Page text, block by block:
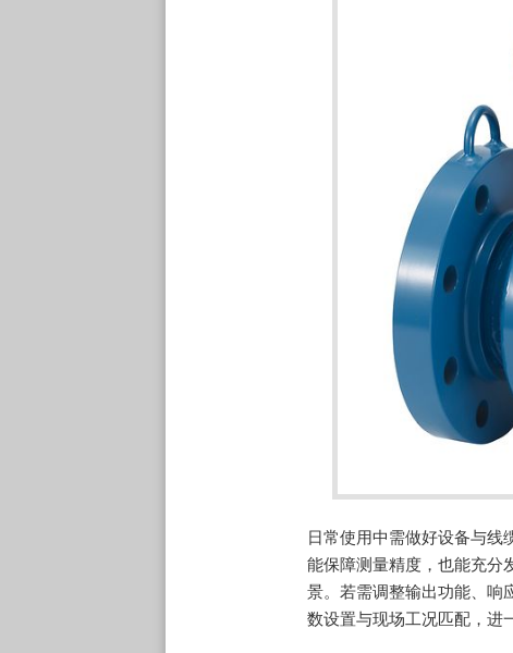
日常使用中需做好设备与
能保障测量精度，也能充分
景。若需调整输出功能、响
数设置与现场工况匹配，进